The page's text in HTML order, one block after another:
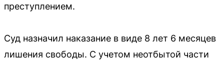
преступлением.
Суд назначил наказание в виде 8 лет 6 месяцев
лишения свободы. С учетом неотбытой части